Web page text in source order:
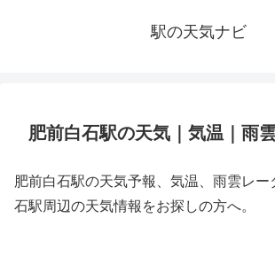
駅の天気ナビ
肥前白石駅の天気｜気温｜雨
肥前白石駅の天気予報、気温、雨雲レー
石駅周辺の天気情報をお探しの方へ。